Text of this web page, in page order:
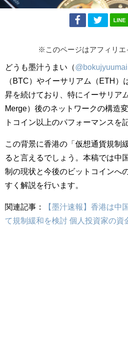
LINE
※このページはアフィリエ
どうも墨汁うまい（@bokujyuumai
（BTC）やイーサリアム（ETH）
昇を続けており、特にイーサリア
Merge）後のネットワークの構造
トコイン以上のパフォーマンスを
この背景に香港の「仮想通貨規制
ると言えるでしょう。本稿では中
制の現状と今後のビットコインへ
すく解説を行います。
関連記事：
【墨汁速報】香港は中
て規制緩和を検討 個人投資家の資